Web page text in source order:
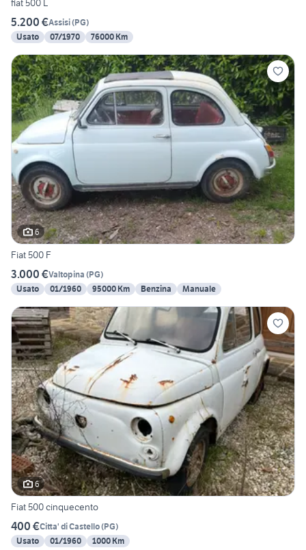
fiat 500 L
5.200 €Assisi(PG)
Usato
07/1970 76000 Km
6
Fiat 500 F
3.000 €Valtopina (PG)
Usato
01/1960 95000 Km Benzina Manuale
6
Fiat 500 cinquecento
400 €Citta' di Castello(PG)
Usato
01/1960 1000 Km